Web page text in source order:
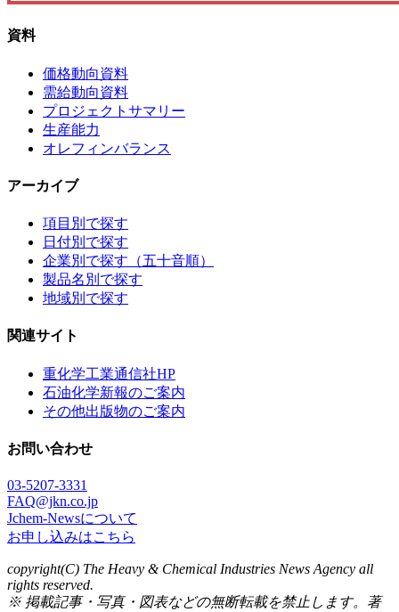
資料
価格動向資料
需給動向資料
プロジェクトサマリー
生産能力
オレフィンバランス
アーカイブ
項目別で探す
日付別で探す
企業別で探す（五十音順）
製品名別で探す
地域別で探す
関連サイト
重化学工業通信社HP
石油化学新報のご案内
その他出版物のご案内
お問い合わせ
03-5207-3331
FAQ@jkn.co.jp
Jchem-Newsについて
お申し込みはこちら
copyright(C) The Heavy & Chemical Industries News Agency all
rights reserved.
※ 掲載記事・写真・図表などの無断転載を禁止します。著